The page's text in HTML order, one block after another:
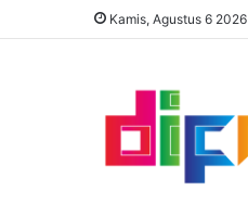
Kamis, Agustus 6 2026